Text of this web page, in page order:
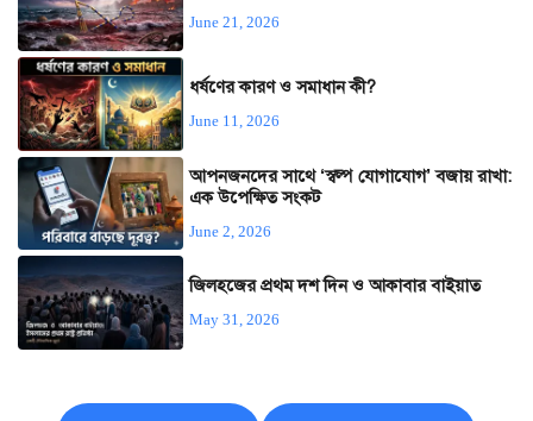
June 21, 2026
ধর্ষণের কারণ ও সমাধান কী?
June 11, 2026
আপনজনদের সাথে ‘স্বল্প যোগাযোগ’ বজায় রাখা:
এক উপেক্ষিত সংকট
June 2, 2026
জিলহজের প্রথম দশ দিন ও আকাবার বাইয়াত
May 31, 2026